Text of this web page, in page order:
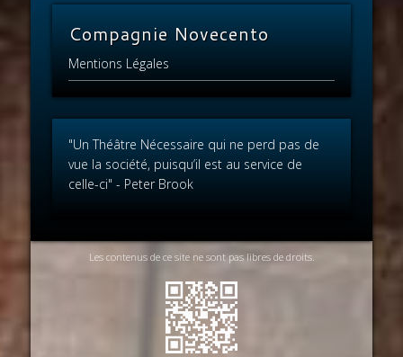
Compagnie Novecento
Mentions Légales
"Un Théâtre Nécessaire qui ne perd pas de
vue la société, puisqu’il est au service de
celle-ci" - Peter Brook
Les contenus de ce site ne sont pas libres de droits.